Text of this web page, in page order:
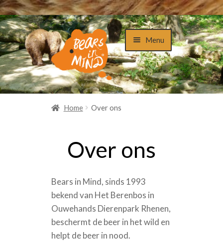
Ga
door
naar
navigatie
Ga
naar
de
inhoud
Menu
HOME
BEDANKT
CONTACT
MIJN ACCOUNT
OVER ONS
Home Over ons
Over ons
Bears in Mind, sinds 1993
bekend van Het Berenbos in
Ouwehands Dierenpark Rhenen,
beschermt de beer in het wild en
helpt de beer in nood.